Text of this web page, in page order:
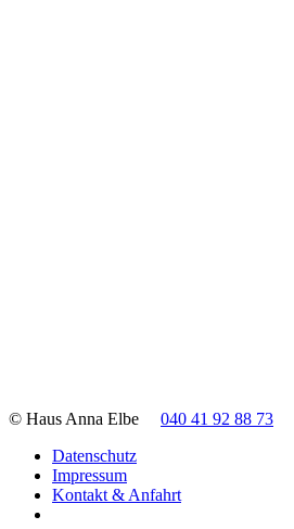
© Haus Anna Elbe 040 41 92 88 73
Datenschutz
Impressum
Kontakt & Anfahrt